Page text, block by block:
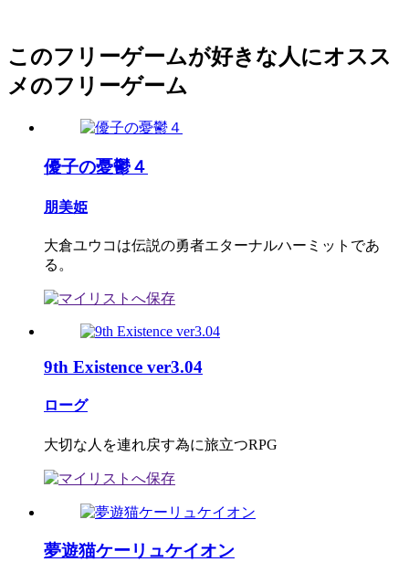
このフリーゲームが好きな人にオスス
メのフリーゲーム
優子の憂鬱４
朋美姫
大倉ユウコは伝説の勇者エターナルハーミットであ
る。
9th Existence ver3.04
ローグ
大切な人を連れ戻す為に旅立つRPG
夢遊猫ケーリュケイオン